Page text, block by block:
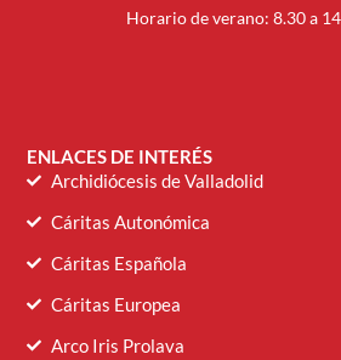
Horario de verano: 8.30 a
ENLACES DE INTERÉS
Archidiócesis de Valladolid
Cáritas Autonómica
Cáritas Española
Cáritas Europea
Arco Iris Prolava